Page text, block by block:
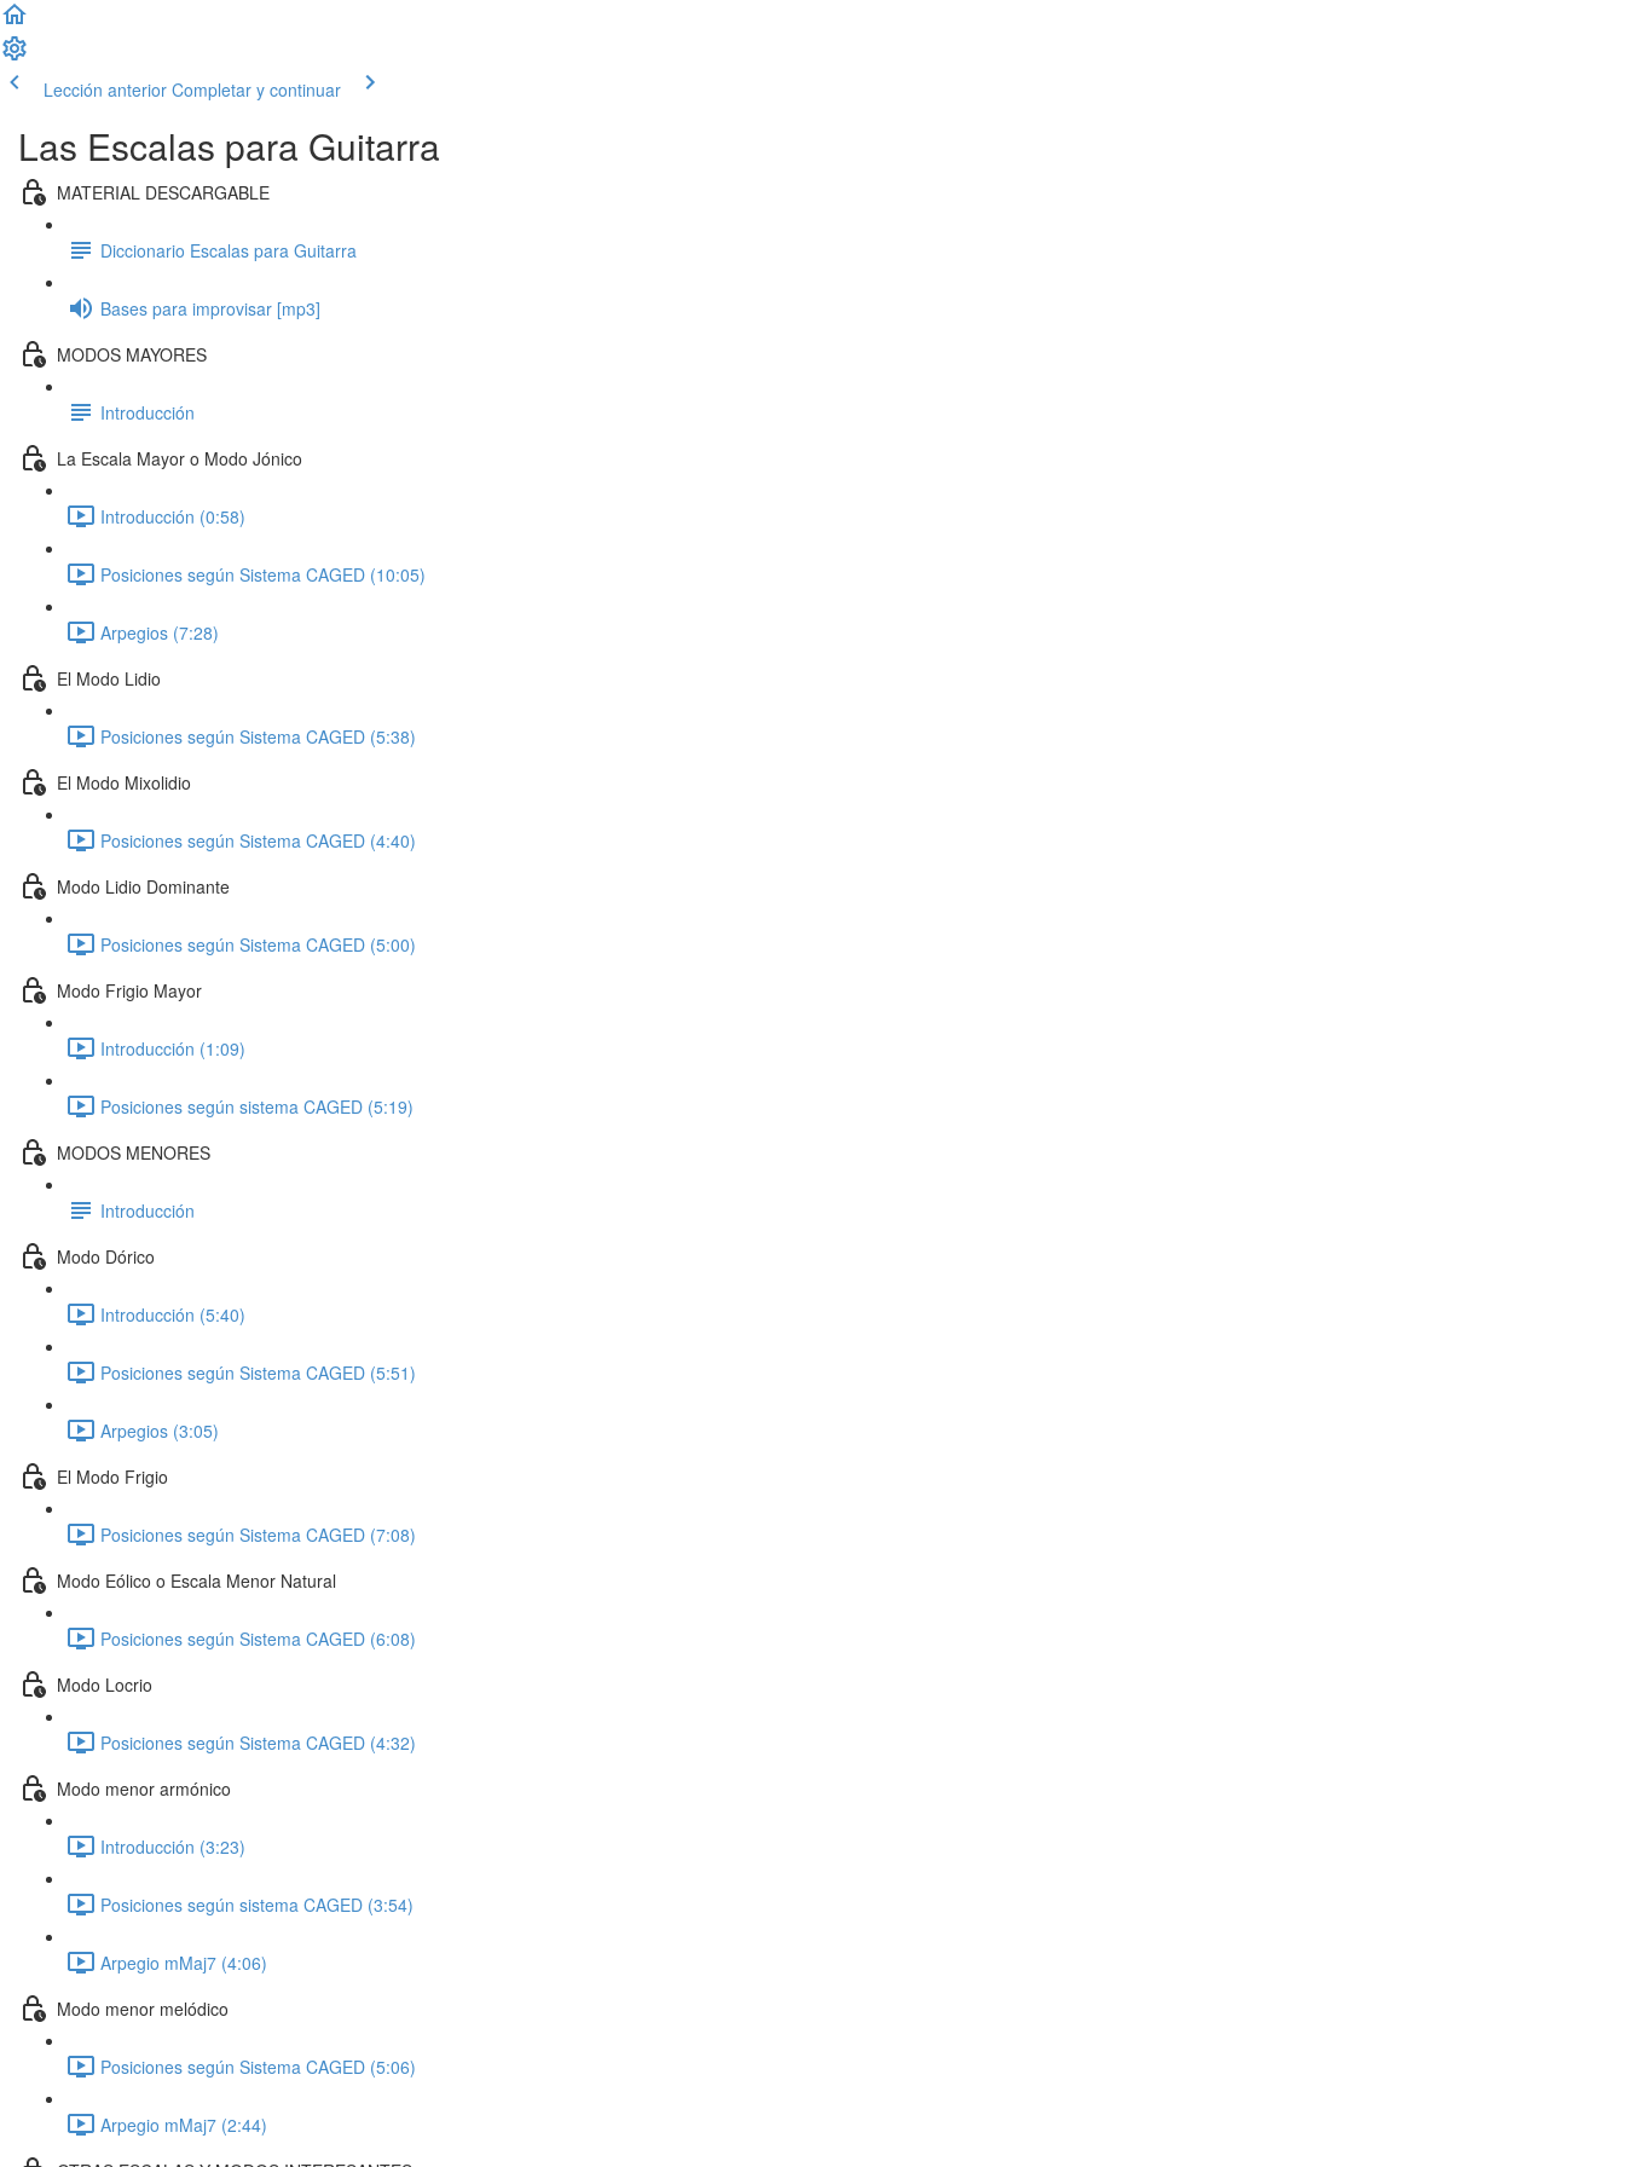
Lección anterior Completar y continuar
Las Escalas para Guitarra
MATERIAL DESCARGABLE
Diccionario Escalas para Guitarra
Bases para improvisar [mp3]
MODOS MAYORES
Introducción
La Escala Mayor o Modo Jónico
Introducción (0:58)
Posiciones según Sistema CAGED (10:05)
Arpegios (7:28)
El Modo Lidio
Posiciones según Sistema CAGED (5:38)
El Modo Mixolidio
Posiciones según Sistema CAGED (4:40)
Modo Lidio Dominante
Posiciones según Sistema CAGED (5:00)
Modo Frigio Mayor
Introducción (1:09)
Posiciones según sistema CAGED (5:19)
MODOS MENORES
Introducción
Modo Dórico
Introducción (5:40)
Posiciones según Sistema CAGED (5:51)
Arpegios (3:05)
El Modo Frigio
Posiciones según Sistema CAGED (7:08)
Modo Eólico o Escala Menor Natural
Posiciones según Sistema CAGED (6:08)
Modo Locrio
Posiciones según Sistema CAGED (4:32)
Modo menor armónico
Introducción (3:23)
Posiciones según sistema CAGED (3:54)
Arpegio mMaj7 (4:06)
Modo menor melódico
Posiciones según Sistema CAGED (5:06)
Arpegio mMaj7 (2:44)